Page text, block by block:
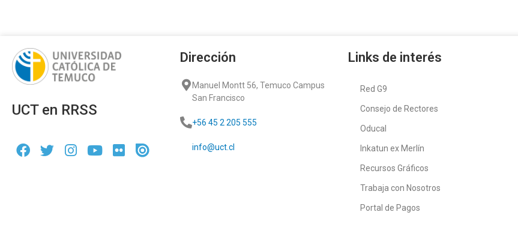
UCT en RRSS
Dirección
Manuel Montt 56, Temuco Campus
San Francisco
+56 45 2 205 555
info@uct.cl
Links de interés
Red G9
Consejo de Rectores
Oducal
Inkatun ex Merlín
Recursos Gráficos
Trabaja con Nosotros
Portal de Pagos